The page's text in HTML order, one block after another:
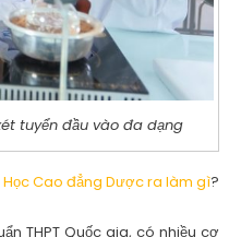
tuyển đầu vào đa dạng
Học Cao đẳng Dược ra làm gì?
THPT Quốc gia, có nhiều cơ